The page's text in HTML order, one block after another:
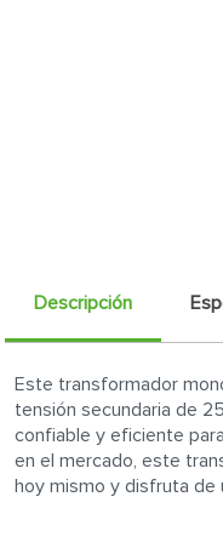
Descripción
Este transformador
tensión secundaria de
confiable y eficiente
en el mercado, este
hoy mismo y disfruta